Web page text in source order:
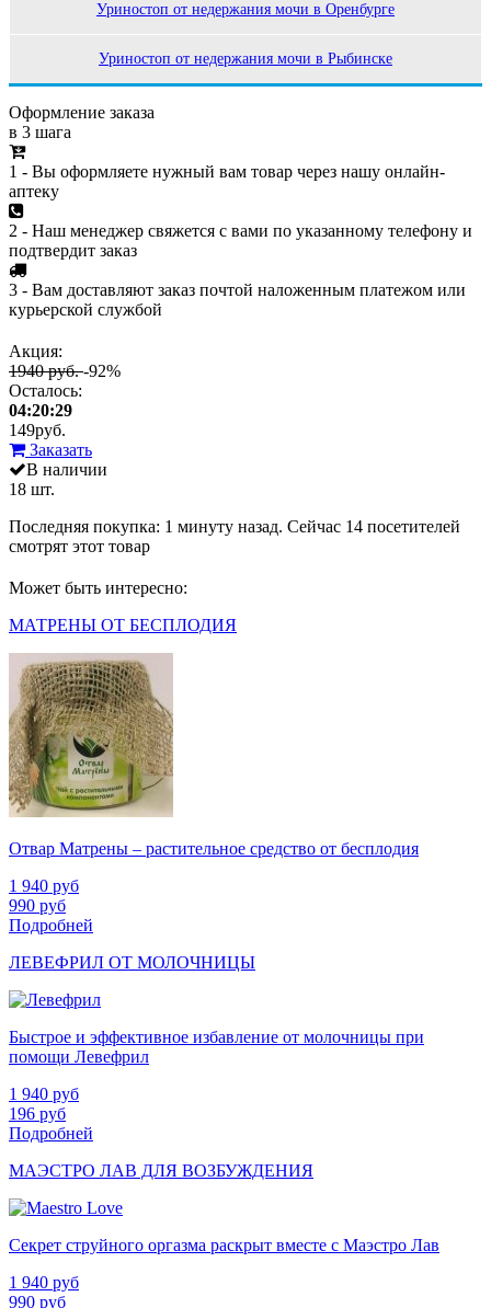
Уриностоп от недержания мочи в Оренбурге
Уриностоп от недержания мочи в Рыбинске
Оформление заказа
в 3 шага
1 - Вы оформляете нужный вам товар через нашу онлайн-
аптеку
2 - Наш менеджер свяжется с вами по указанному телефону и
подтвердит заказ
3 - Вам доставляют заказ почтой наложенным платежом или
курьерской службой
Акция:
1940 руб.-92%
Осталось:
04:20:29
149руб.
Заказать
В наличии
18 шт.
Последняя покупка: 1 минуту назад. Сейчас 14 посетителей
смотрят этот товар
Может быть интересно:
МАТРЕНЫ ОТ БЕСПЛОДИЯ
Отвар Матрены – растительное средство от бесплодия
1 940 руб
990 руб
Подробней
ЛЕВЕФРИЛ ОТ МОЛОЧНИЦЫ
Быстрое и эффективное избавление от молочницы при
помощи Левефрил
1 940 руб
196 руб
Подробней
МАЭСТРО ЛАВ ДЛЯ ВОЗБУЖДЕНИЯ
Секрет струйного оргазма раскрыт вместе с Маэстро Лав
1 940 руб
990 руб